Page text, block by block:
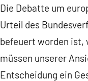
Flassbeck
Die Debatte um
Urteil des
befeuert worden ist,
müssen unserer
Entscheidung ein